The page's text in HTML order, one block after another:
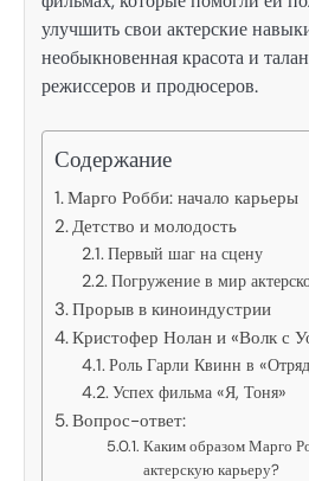
улучшить свои актерские
необыкновенная красота и
режиссеров и продюсеров.
Содержание
Марго Робби: начало карьеры
Детство и молодость
Первый шаг на сцену
Погружение в мир
Прорыв в киноиндустрии
Кристофер Нолан и «Волк с
Роль Гарли Квинн в
Успех фильма «Я, Тоня»
Вопрос-ответ:
Каким образом Марго
актерскую карьеру?